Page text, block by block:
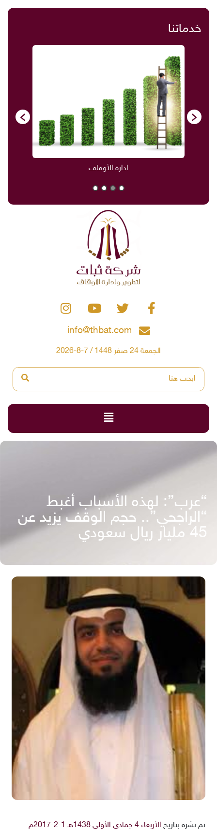
خدماتنا
ادارة الأوقاف
info@thbat.com
الجمعة 24 صفر 1448 / 7-8-2026
“عرب”: لهذه الأسباب أغبط
“الراجحي”.. حجم الوقف يزيد عن
45 مليار ريال سعودي
تم نشره بتاريخ الأربعاء 4 جمادى الأولى 1438هـ 1-2-2017م